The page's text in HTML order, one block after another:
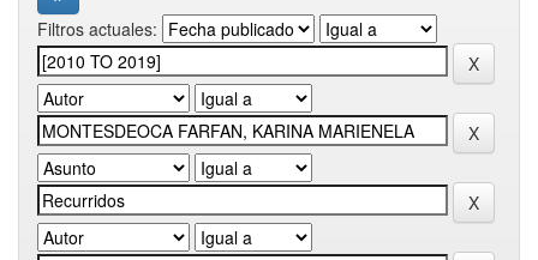
Filtros actuales: